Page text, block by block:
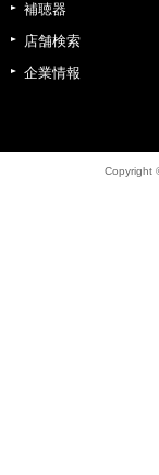
補聴器
店舗検索
企業情報
Copyright